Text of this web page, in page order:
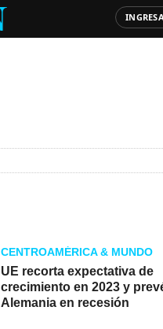
CENTROAMÉRICA & MUNDO
UE recorta expectativa de
crecimiento en 2023 y
Alemania en recesión